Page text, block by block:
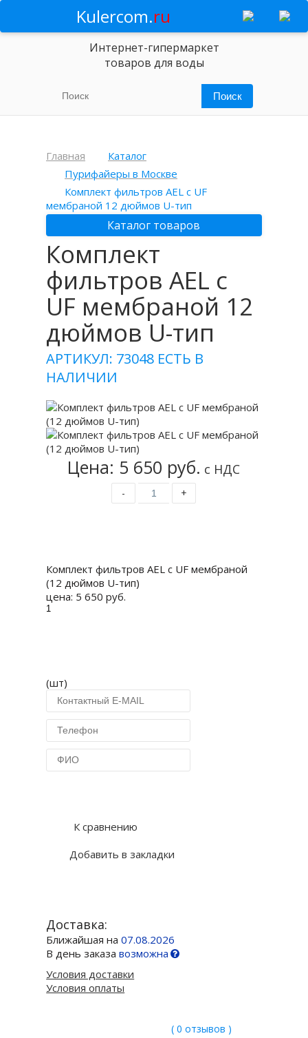
Kulercom.ru
Интернет-гипермаркет
товаров для воды
Главная
Каталог
Пурифайеры в Москве
Комплект фильтров AEL с UF
мембраной 12 дюймов U-тип
Каталог товаров
Комплект
фильтров AEL с
UF мембраной 12
дюймов U-тип
АРТИКУЛ: 73048 ЕСТЬ В
НАЛИЧИИ
Цена: 5 650 руб. с НДС
- +
Комплект фильтров AEL с UF мембраной
(12 дюймов U-тип)
цена: 5 650 руб.
(шт)
К сравнению
Добавить в закладки
Доставка:
Ближайшая на07.08.2026
В день заказавозможна
Условия доставки
Условия оплаты
( 0 отзывов )